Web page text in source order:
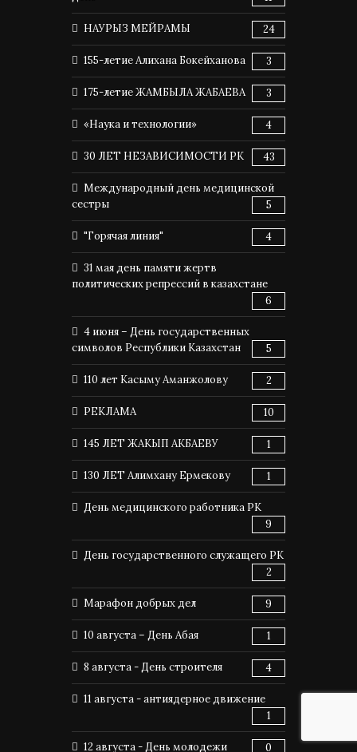
НАУРЫЗ МЕЙРАМЫ 24
155-летие Алихана Бокейханова 3
175-летие ЖАМБЫЛА ЖАБАЕВА 3
«Наука и технологии» 4
30 ЛЕТ НЕЗАВИСИМОСТИ РК 43
Международный день медицинской
сестры
5
"Горячая линия" 4
31 мая день памяти жертв
политических репрессий в казахстане
6
4 июня – День государственных
символов Республики Казахстан
5
110 лет Касыму Аманжолову 2
РЕКЛАМА 10
145 ЛЕТ ЖАКЫП АКБАЕВУ 1
130 ЛЕТ Алимхану Ермекову 1
День медицинского работника РК
9
День государственного служащего РК
2
Марафон добрых дел 9
10 августа – День Абая 1
8 августа - День строителя 4
11 августа - антиядерное движение
1
12 августа - День молодежи 0